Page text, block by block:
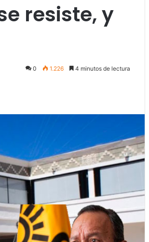
resiste, y
0 1.226 4 minutos de lectura